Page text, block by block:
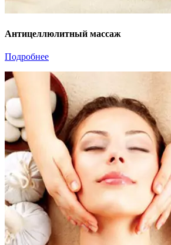
Антицеллюлитный массаж
Подробнее